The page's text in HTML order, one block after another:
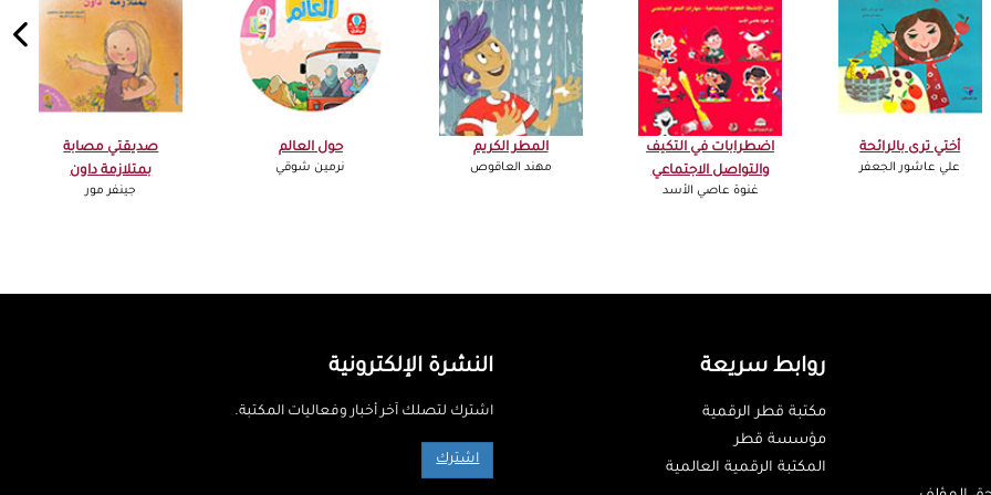
أختي ترى بالرائحة
علي عاشور الجعفر
اضطرابات في التكيف
والتواصل الاجتماعي
غنوة عاصي الأسد
المطر الكريم
مهند العاقوص
حول العالم
نرمين شوقي
صديقتي مصابة
بمتلازمة داون
جينفر مور
روابط سريعة
مكتبة قطر الرقمية
مؤسسة قطر
المكتبة الرقمية العالمية
النشرة الإلكترونية
اشترك لتصلك آخر أخبار وفعاليات المكتبة.
اشترك